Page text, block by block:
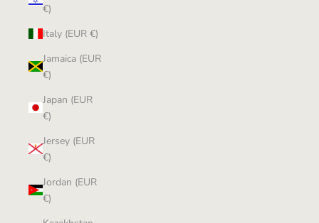
€)
Italy (EUR €)
Jamaica (EUR
€)
Japan (EUR
€)
Jersey (EUR
€)
Jordan (EUR
€)